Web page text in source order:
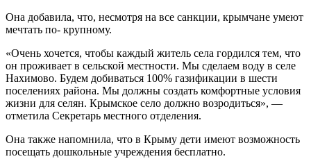
Она добавила, что, несмотря на все санкции, крымчане умеют
мечтать по- крупному.
«Очень хочется, чтобы каждый житель села гордился тем, что
он проживает в сельской местности. Мы сделаем воду в селе
Нахимово. Будем добиваться 100% газификации в шести
поселениях района. Мы должны создать комфортные условия
жизни для селян. Крымское село должно возродиться», —
отметила Секретарь местного отделения.
Она также напомнила, что в Крыму дети имеют возможность
посещать дошкольные учреждения бесплатно.